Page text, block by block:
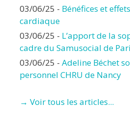
03/06/25 - Bénéfices et
cardiaque
03/06/25 - L’apport de la
cadre du Samusocial de
03/06/25 - Adeline Béchet
personnel CHRU de Nancy
→ Voir tous les articles...